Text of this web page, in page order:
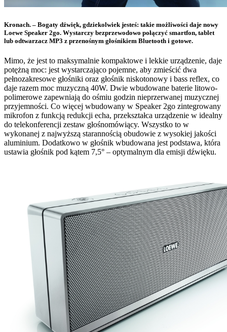
Kronach. – Bogaty dźwięk, gdziekolwiek jesteś: takie możliwości daje nowy
Loewe Speaker 2go. Wystarczy bezprzewodowo połączyć smartfon, tablet
lub odtwarzacz MP3 z przenośnym głośnikiem Bluetooth i gotowe.
Mimo, że jest to maksymalnie kompaktowe i lekkie urządzenie, daje
potężną moc: jest wystarczająco pojemne, aby zmieścić dwa
pełnozakresowe głośniki oraz głośnik niskotonowy i bass reflex, co
daje razem moc muzyczną 40W. Dwie wbudowane baterie litowo-
polimerowe zapewniają do ośmiu godzin nieprzerwanej muzycznej
przyjemności. Co więcej wbudowany w Speaker 2go zintegrowany
mikrofon z funkcją redukcji echa, przekształca urządzenie w idealny
do telekonferencji zestaw głośnomówiący. Wszystko to w
wykonanej z najwyższą starannością obudowie z wysokiej jakości
aluminium. Dodatkowo w głośnik wbudowana jest podstawa, która
ustawia głośnik pod kątem 7,5° – optymalnym dla emisji dźwięku.